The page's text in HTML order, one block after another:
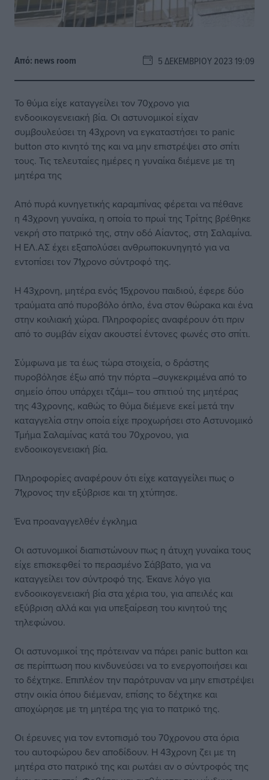
Από: news room 5 ΔΕΚΕΜΒΡΊΟΥ 2023 19:09
Το θύμα είχε καταγγείλει τον 70χρονο για
ενδοοικογενειακή βία. Οι αστυνομικοί είχαν
συμβουλεύσει τη 43χρονη να εγκαταστήσει το panic
button στο κινητό της και να μην επιστρέψει στο σπίτι
τους. Τις τελευταίες ημέρες η γυναίκα διέμενε με τη
μητέρα της
Από πυρά κυνηγετικής καραμπίνας φέρεται να πέθανε
η 43χρονη γυναίκα, η οποία το πρωί της Τρίτης βρέθηκε
νεκρή στο πατρικό της, στην οδό Αίαντος, στη Σαλαμίνα.
Η ΕΛ.ΑΣ έχει εξαπολύσει ανθρωποκυνηγητό για να
εντοπίσει τον 71χρονο σύντροφό της.
Η 43χρονη, μητέρα ενός 15χρονου παιδιού, έφερε δύο
τραύματα από πυροβόλο όπλο, ένα στον θώρακα και ένα
στην κοιλιακή χώρα. Πληροφορίες αναφέρουν ότι πριν
από το συμβάν είχαν ακουστεί έντονες φωνές στο σπίτι.
Σύμφωνα με τα έως τώρα στοιχεία, ο δράστης
πυροβόλησε έξω από την πόρτα –συγκεκριμένα από το
σημείο όπου υπάρχει τζάμι– του σπιτιού της μητέρας
της 43χρονης, καθώς το θύμα διέμενε εκεί μετά την
καταγγελία στην οποία είχε προχωρήσει στο Αστυνομικό
Τμήμα Σαλαμίνας κατά του 70χρονου, για
ενδοοικογενειακή βία.
Πληροφορίες αναφέρουν ότι είχε καταγγείλει πως ο
71χρονος την εξύβρισε και τη χτύπησε.
Ένα προαναγγελθέν έγκλημα
Οι αστυνομικοί διαπιστώνουν πως η άτυχη γυναίκα τους
είχε επισκεφθεί το περασμένο Σάββατο, για να
καταγγείλει τον σύντροφό της. Έκανε λόγο για
ενδοοικογενειακή βία στα χέρια του, για απειλές και
εξύβριση αλλά και για υπεξαίρεση του κινητού της
τηλεφώνου.
Οι αστυνομικοί της πρότειναν να πάρει panic button και
σε περίπτωση που κινδυνεύσει να το ενεργοποιήσει και
το δέχτηκε. Επιπλέον την παρότρυναν να μην επιστρέψει
στην οικία όπου διέμεναν, επίσης το δέχτηκε και
αποχώρησε με τη μητέρα της για το πατρικό της.
Οι έρευνες για τον εντοπισμό του 70χρονου στα όρια
του αυτοφώρου δεν αποδίδουν. Η 43χρονη ζει με τη
μητέρα στο πατρικό της και ρωτάει αν ο σύντροφός της